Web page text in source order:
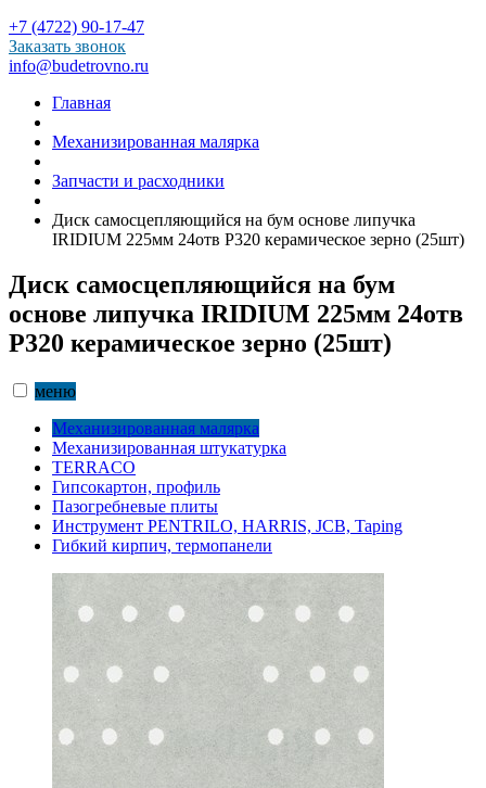
+7 (4722) 90-17-47
Заказать звонок
info@budetrovno.ru
Главная
Механизированная малярка
Запчасти и расходники
Диск самосцепляющийся на бум основе липучка
IRIDIUM 225мм 24отв Р320 керамическое зерно (25шт)
Диск самосцепляющийся на бум
основе липучка IRIDIUM 225мм 24отв
Р320 керамическое зерно (25шт)
меню
Механизированная малярка
Механизированная штукатурка
TERRACO
Гипсокартон, профиль
Пазогребневые плиты
Инструмент PENTRILO, HARRIS, JCB, Taping
Гибкий кирпич, термопанели